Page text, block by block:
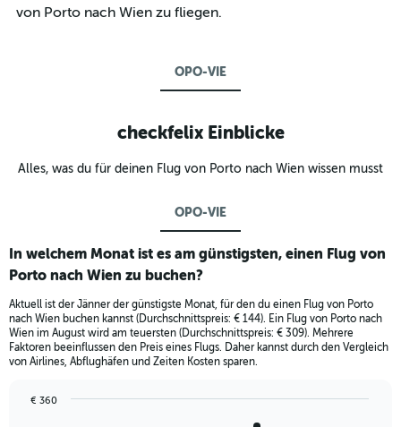
von Porto nach Wien zu fliegen.
OPO-VIE
checkfelix Einblicke
Alles, was du für deinen Flug von Porto nach Wien wissen musst
OPO-VIE
In welchem Monat ist es am günstigsten, einen Flug von
Porto nach Wien zu buchen?
Aktuell ist der Jänner der günstigste Monat, für den du einen Flug von Porto
nach Wien buchen kannst (Durchschnittspreis: € 144). Ein Flug von Porto nach
Wien im August wird am teuersten (Durchschnittspreis: € 309). Mehrere
Faktoren beeinflussen den Preis eines Flugs. Daher kannst durch den Vergleich
von Airlines, Abflughäfen und Zeiten Kosten sparen.
€ 360